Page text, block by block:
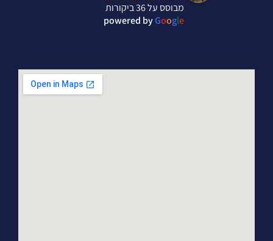
מבוסס על 36 ביקורות
powered byGoogle